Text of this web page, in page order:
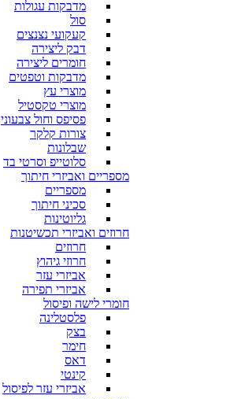
מדבקות עגולות
סול
קעקועי נצנצים
דבק ליצירה
חומרים ליצירה
מדבקות וטפטים
מוצרי עץ
מוצרי טקסטיל
פסיפס וחול צבעוני
צורות קלקר
שבלונות
סלוטייפ וסרטי בד
מספריים ואביזרי חיתוך
מספריים
סכיני חיתוך
גליוטינות
חרוזים ואביזרי תכשיטנות
חרוזים
חרוזי גיהוץ
אביזרי עזר
אביזרי תפירה
חומרי לישה ופיסול
פלסטלינה
בצק
חימר
דאס
קינטי
אביזרי עזר לפיסול